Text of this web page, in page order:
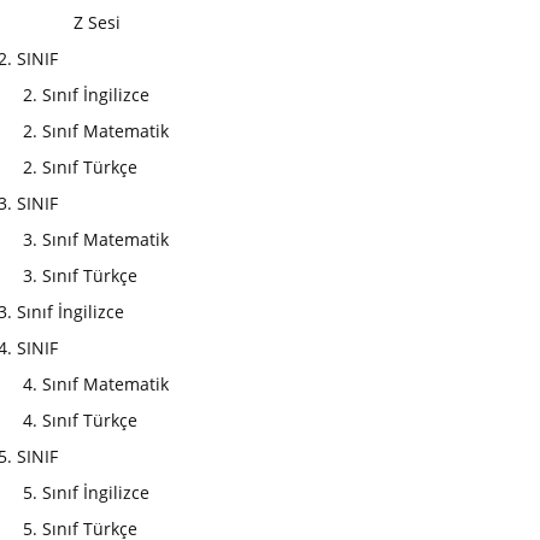
Z Sesi
2. SINIF
2. Sınıf İngilizce
2. Sınıf Matematik
2. Sınıf Türkçe
SINIF
3. Sınıf Matematik
3. Sınıf Türkçe
Sınıf İngilizce
SINIF
4. Sınıf Matematik
4. Sınıf Türkçe
5. SINIF
5. Sınıf İngilizce
5. Sınıf Türkçe